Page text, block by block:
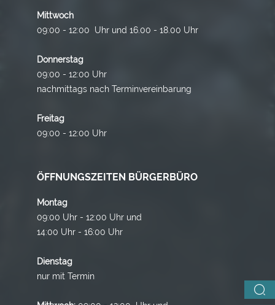
Mittwoch
09:00 - 12:00 Uhr und 16.00 - 18.00 Uhr
Donnerstag
09:00 - 12:00 Uhr
nachmittags nach Terminvereinbarung
Freitag
09:00 - 12:00 Uhr
ÖFFNUNGSZEITEN BÜRGERBÜRO
Montag
09:00 Uhr - 12:00 Uhr und
14:00 Uhr - 16:00 Uhr
Dienstag
nur mit Termin